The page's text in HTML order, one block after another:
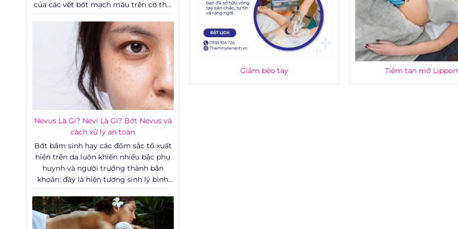
Giảm béo tay Tiêm tan mỡ
của các vết bớt mạch máu trên cơ thể,
khuôn mặt, cổ hay tay, thường tạo ra
những rào cản tâm lý lớn. Không chỉ
ảnh hưởng đến yếu tố thẩm mỹ, một
số trường hợp bớt mạch máu còn liên
quan đến các vấn đề y khoa cần được
theo dõi sát sao.
Nevus Là Gì? Nevi Là Gì? Bớt Nevus và
cách xử lý an toàn
Bớt bẩm sinh hay các đốm sắc tố xuất
hiện trên da luôn khiến nhiều bậc phụ
huynh và người trưởng thành băn
khoăn: đây là hiện tượng sinh lý bình
Bài viết dưới đây tổng hợp kiến thức
chuẩn y khoa về nevus là gì, nevi là gì,
cơ chế hình thành, cách phân loại bớt